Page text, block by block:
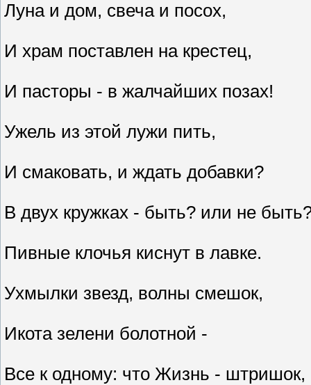
Луна и дом, свеча и посох,
И храм поставлен на крестец,
И пасторы - в жалчайших позах!
Ужель из этой лужи пить,
И смаковать, и ждать добавки?
В двух кружках - быть? или не
Пивные клочья киснут в лавке.
Ухмылки звезд, волны смешок,
Икота зелени болотной -
Все к одному: что Жизнь - штришок,